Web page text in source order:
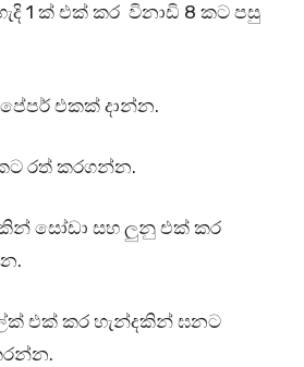
1 ක් එක් කර විනාඩි 8 කට පසු
එකක් දාන්න.
රත් කරගන්න.
සෝඩා සහ ලුනු එක් කර
එක් කර හැන්දකින් ඝනට